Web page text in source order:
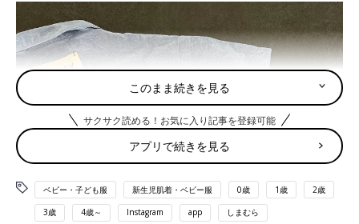
このまま続きを見る
サクサク読める！お気に入り記事を登録可能
アプリで続きを見る
ベビー・子ども服 新生児肌着・ベビー服 0歳 1歳 2歳
3歳 4歳～ Instagram app しまむら